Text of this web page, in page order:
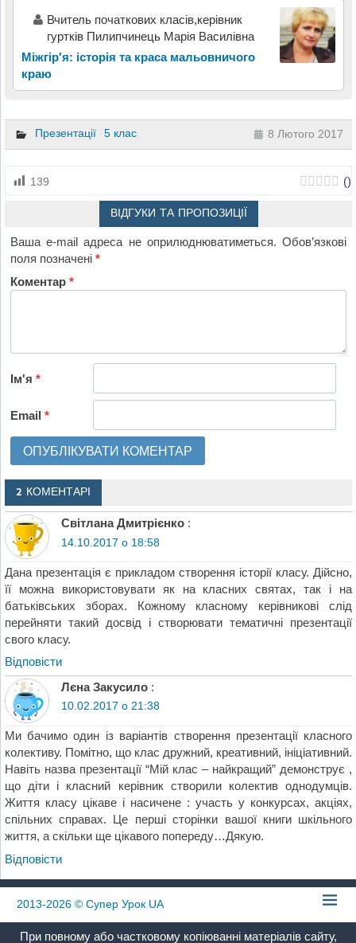
Вчитель початкових класів,керівник
гуртків Пилипчинець Марія Василівна
Міжгір'я: історія та краса мальовничого
краю
Презентації 5 клас 8 Лютого 2017
139 ()
ВІДГУКИ ТА ПРОПОЗИЦІЇ
Ваша e-mail адреса не оприлюднюватиметься. Обов’язкові
поля позначені*
Коментар*
Ім'я*
Email*
2 КОМЕНТАРІ
Світлана Дмитрієнко :
14.10.2017 о 18:58
Дана презентація є прикладом створення історії класу. Дійсно,
її можна використовувати як на класних святах, так і на
батьківських зборах. Кожному класному керівникові слід
перейняти такий досвід і створювати тематичні презентації
свого класу.
Відповіcти
Лєна Закусило :
10.02.2017 о 21:38
Ми бачимо один із варіантів створення презентації класного
колективу. Помітно, що клас дружний, креативний, ініціативний.
Навіть назва презентації “Мій клас – найкращий” демонструє ,
що діти і класний керівник створили колектив однодумців.
Життя класу цікаве і насичене : участь у конкурсах, акціях,
спільних справах. Це перші сторінки вашої книги шкільного
життя, а скільки ще цікавого попереду…Дякую.
Відповіcти
2013-2026 © Супер Урок UA
При повному або частковому копіюванні матеріалів сайту,